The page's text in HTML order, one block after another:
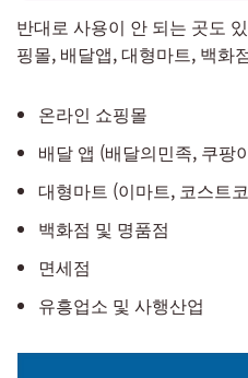
반대로 사용이 안 되는 곳도
핑몰, 배달앱, 대형마트, 백화
온라인 쇼핑몰
배달 앱 (배달의민족, 쿠팡
대형마트 (이마트, 코스트
백화점 및 명품점
면세점
유흥업소 및 사행산업